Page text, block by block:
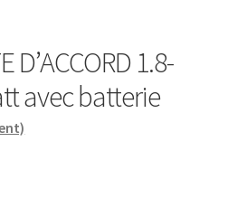
D’ACCORD 1.8-
avec batterie